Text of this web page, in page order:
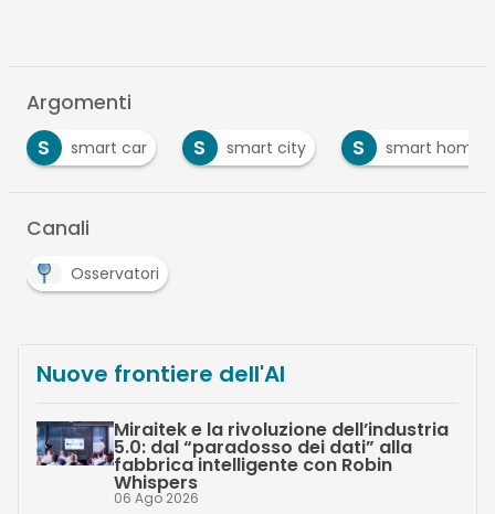
Argomenti
S
smart car S smart city S smart home
Canali
Osservatori
Nuove frontiere dell'AI
Miraitek e la rivoluzione dell’industria
5.0: dal “paradosso dei dati” alla
fabbrica intelligente con Robin
Whispers
06 Ago 2026